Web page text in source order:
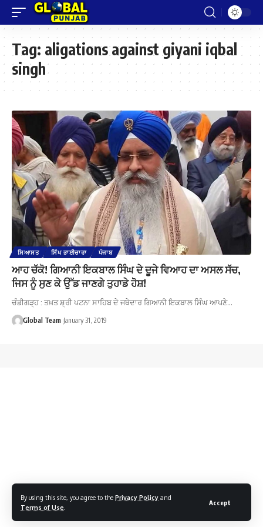
By using this site, you agree to the Privacy Policy and
Terms of Use
Accept
Tag: aligations against giyani iqbal
singh
ਸਿਆਸਤ ਸਿੱਖ ਭਾਈਚਾਰਾ ਪੰਜਾਬ
ਆਹ ਚੱਕੋ! ਗਿਆਨੀ ਇਕਬਾਲ ਸਿੰਘ ਦੇ ਦੂਜੇ ਵਿਆਹ ਦਾ ਅਸਲ ਸੱਚ,
ਜਿਸ ਨੂੰ ਸੁਣ ਕੇ ਉੱਡ ਜਾਣਗੇ ਤੁਹਾਡੇ ਹੋਸ਼!
ਚੰਡੀਗੜ੍ਹ : ਤਖ਼ਤ ਸ਼੍ਰੀ ਪਟਨਾ ਸਾਹਿਬ ਦੇ ਜਥੇਦਾਰ ਗਿਆਨੀ ਇਕਬਾਲ ਸਿੰਘ ਆਪਣੇ…
Global Team January 31, 2019